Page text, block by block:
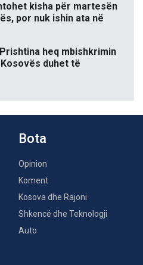
kisha për martesën
por nuk ishin ata në
heq mbishkrimin
duhet të
Bota
Opinion
Koment
Kosova dhe Rajoni
Shkencë dhe Teknologji
Auto